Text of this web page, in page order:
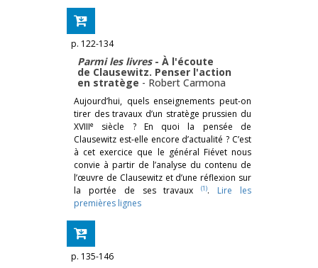
p. 122-134
Parmi les livres- À l'écoute
de Clausewitz. Penser l'action
en stratège - Robert Carmona
Aujourd’hui, quels enseignements peut-on
tirer des travaux d’un stratège prussien du
XVIIIe
siècle ? En quoi la pensée de
Clausewitz est-elle encore d’actualité ? C’est
à cet exercice que le général Fiévet nous
convie à partir de l’analyse du contenu de
l’œuvre de Clausewitz et d’une réflexion sur
la portée de ses travaux(1). Lire les
premières lignes
p. 135-146